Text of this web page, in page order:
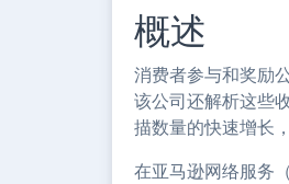
概述
消费者参与和奖励
该公司还解析这些
描数量的快速增长
在亚马逊网络服务